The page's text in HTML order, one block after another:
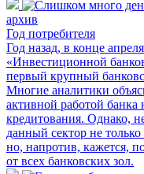
архив
Год потребителя
Год назад, в конце
«Инвестиционной
первый крупный
Многие аналитики
активной работой банка
кредитования. Однако,
данный сектор не
но, напротив, кажется,
от всех банковских зол.